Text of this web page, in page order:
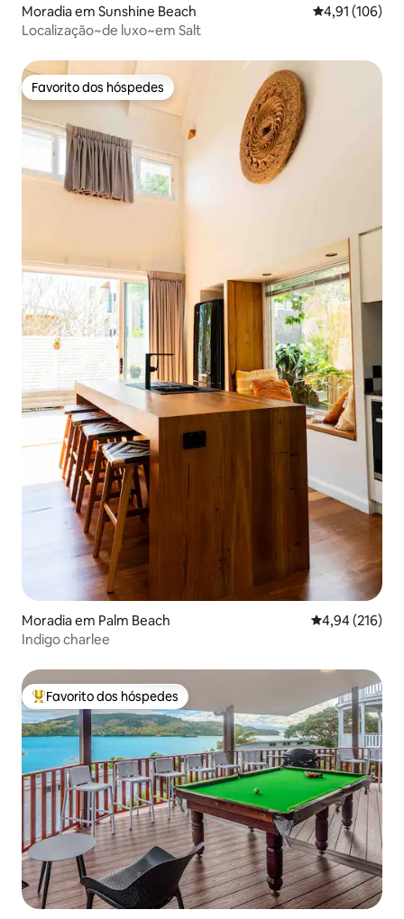
Moradia em Sunshine Beach Classificação
4,91 (106)
Localização~de luxo~em Salt
Favorito dos hóspedes
Favorito dos hóspedes
Moradia em Palm Beach Classificação
4,94 (216)
Indigo charlee
Favoritos dos hóspedes mais apreciados
Favorito dos hóspedes